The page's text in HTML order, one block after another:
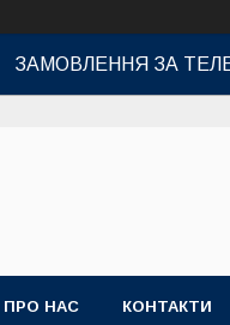
ЗАМОВЛЕННЯ ЗА
ПРО НАС КОНТАКТИ